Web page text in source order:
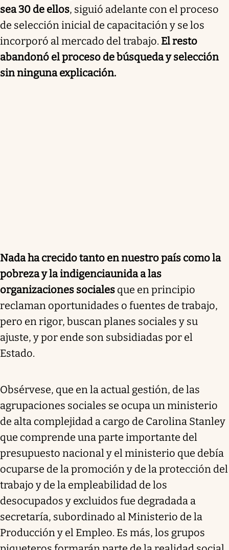
sea 30 de ellos, siguió adelante con el proceso
de selección inicial de capacitación y se los
incorporó al mercado del trabajo. El resto
abandonó el proceso de búsqueda y selección
sin ninguna explicación.
Nada ha crecido tanto en nuestro país como la
pobreza y la indigenciaunida a las
organizaciones sociales que en principio
reclaman oportunidades o fuentes de trabajo,
pero en rigor, buscan planes sociales y su
ajuste, y por ende son subsidiadas por el
Estado.
Obsérvese, que en la actual gestión, de las
agrupaciones sociales se ocupa un ministerio
de alta complejidad a cargo de Carolina Stanley
que comprende una parte importante del
presupuesto nacional y el ministerio que debía
ocuparse de la promoción y de la protección del
trabajo y de la empleabilidad de los
desocupados y excluidos fue degradada a
secretaría, subordinado al Ministerio de la
Producción y el Empleo. Es más, los grupos